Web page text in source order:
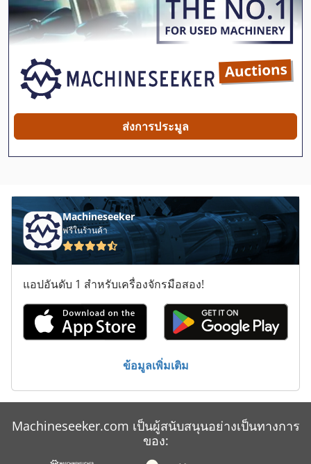
Edp
Ercolina
Ewm
Hammelmann
Kbk
Mecalac
Nagema
Paternoster
Pmc
Ppv
Rittal
Smc
Tcm
Wabco
ส่งการประมูล
Machineseeker
ฟรีในร้านค้า
แอปอันดับ 1 สำหรับเครื่องจักรมือสอง!
ข้อมูลเพิ่มเติม
Machineseeker.com เป็นผู้สนับสนุนอย่างเป็นทางการ
ของ: